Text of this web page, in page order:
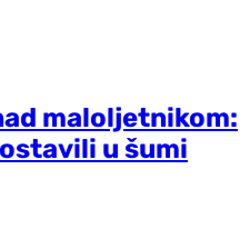
maloljetnikom:
u šumi